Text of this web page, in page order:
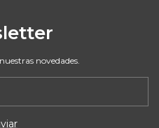
novedades.